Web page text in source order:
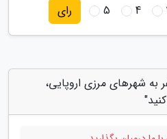
4
5 رای
به شهرهای مرزی اروپایی،